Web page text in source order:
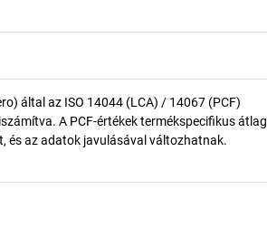
által az ISO 14044 (LCA) / 14067 (PCF)
A PCF-értékek termékspecifikus
és az adatok javulásával változhatnak.